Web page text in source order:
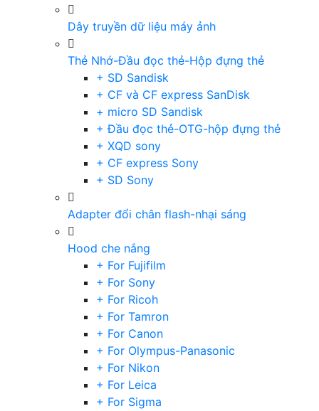
Dây truyền dữ liệu máy ảnh
Thẻ Nhớ-Đầu đọc thẻ-Hộp đựng thẻ
+ SD Sandisk
+ CF và CF express SanDisk
+ micro SD Sandisk
+ Đầu đọc thẻ-OTG-hộp đựng thẻ
+ XQD sony
+ CF express Sony
+ SD Sony
Adapter đổi chân flash-nhại sáng
Hood che nắng
+ For Fujifilm
+ For Sony
+ For Ricoh
+ For Tamron
+ For Canon
+ For Olympus-Panasonic
+ For Nikon
+ For Leica
+ For Sigma